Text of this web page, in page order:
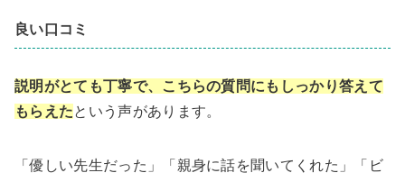
良い口コミ
説明がとても丁寧で、こちらの質問にもしっかり答えて
もらえたという声があります。
「優しい先生だった」「親身に話を聞いてくれた」「ビ